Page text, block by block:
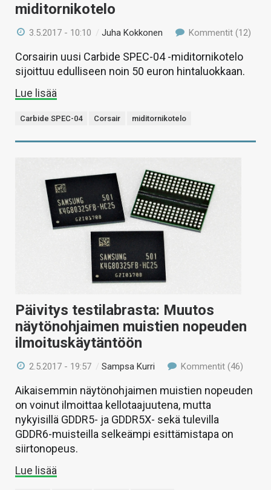
miditornikotelo
3.5.2017 - 10:10 /Juha Kokkonen Kommentit (12)
Corsairin uusi Carbide SPEC-04 -miditornikotelo
sijoittuu edulliseen noin 50 euron hintaluokkaan.
Lue lisää
Carbide SPEC-04 Corsair miditornikotelo
Päivitys testilabrasta: Muutos
näytönohjaimen muistien nopeuden
ilmoituskäytäntöön
2.5.2017 - 19:57 /Sampsa Kurri Kommentit (46)
Aikaisemmin näytönohjaimen muistien nopeuden
on voinut ilmoittaa kellotaajuutena, mutta
nykyisillä GDDR5- ja GDDR5X- sekä tulevilla
GDDR6-muisteilla selkeämpi esittämistapa on
siirtonopeus.
Lue lisää